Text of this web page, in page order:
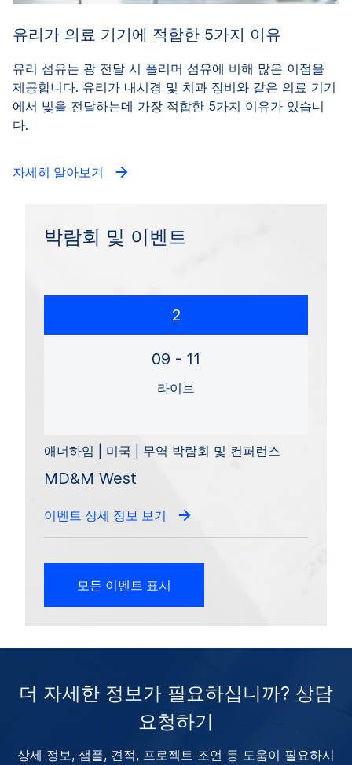
유리가 의료 기기에 적합한 5가지 이유
유리 섬유는 광 전달 시 폴리머 섬유에 비해 많은 이점을
제공합니다. 유리가 내시경 및 치과 장비와 같은 의료 기기
에서 빛을 전달하는데 가장 적합한 5가지 이유가 있습니
다.
자세히 알아보기
박람회 및 이벤트
2
09 - 11
라이브
애너하임 | 미국 | 무역 박람회 및 컨퍼런스
MD&M West
이벤트 상세 정보 보기
모든 이벤트 표시
더 자세한 정보가 필요하십니까? 상담
요청하기
상세 정보, 샘플, 견적, 프로젝트 조언 등 도움이 필요하시